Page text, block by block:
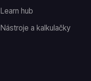
Learn hub
Nástroje a kalkulačky